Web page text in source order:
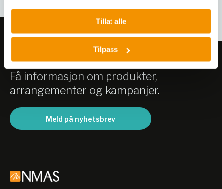
Tillat alle
Tilpass
Meld deg på vårt nyhetsbrev!
Få informasjon om produkter,
arrangementer og kampanjer.
Meld på nyhetsbrev